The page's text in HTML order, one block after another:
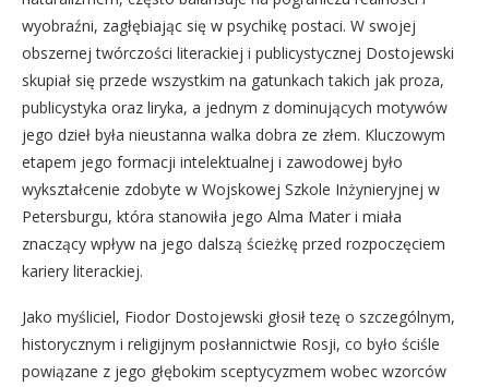
wyobraźni, zagłębiając się w psychikę postaci. W swojej
obszernej twórczości literackiej i publicystycznej Dostojewski
skupiał się przede wszystkim na gatunkach takich jak proza,
publicystyka oraz liryka, a jednym z dominujących motywów
jego dzieł była nieustanna walka dobra ze złem. Kluczowym
etapem jego formacji intelektualnej i zawodowej było
wykształcenie zdobyte w Wojskowej Szkole Inżynieryjnej w
Petersburgu, która stanowiła jego Alma Mater i miała
znaczący wpływ na jego dalszą ścieżkę przed rozpoczęciem
kariery literackiej.
Jako myśliciel, Fiodor Dostojewski głosił tezę o szczególnym,
historycznym i religijnym posłannictwie Rosji, co było ściśle
powiązane z jego głębokim sceptycyzmem wobec wzorców